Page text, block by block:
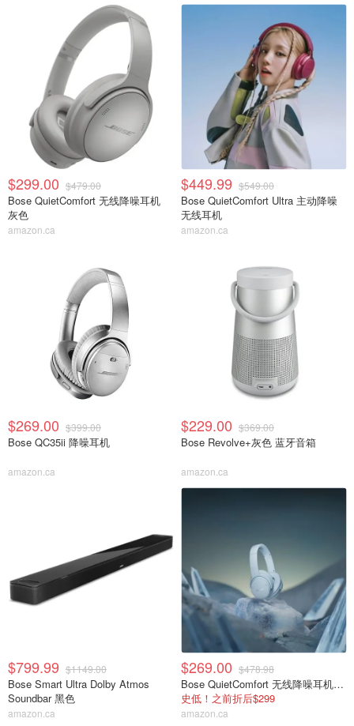
$299.00 $479.00
Bose QuietComfort 无线降噪耳机
灰色
amazon.ca
$449.99 $549.00
Bose QuietComfort Ultra 主动降噪
无线耳机
amazon.ca
$269.00 $399.00
Bose QC35ii 降噪耳机
amazon.ca
$229.00 $369.00
Bose Revolve+灰色 蓝牙音箱
amazon.ca
$799.99 $1149.00
Bose Smart Ultra Dolby Atmos
Soundbar 黑色
amazon.ca
$269.00 $478.98
Bose QuietComfort 无线降噪耳机 蓝色
史低！之前折后$299
amazon.ca